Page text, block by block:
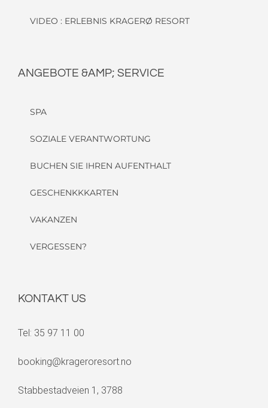
VIDEO : ERLEBNIS KRAGERØ RESORT
ANGEBOTE &AMP; SERVICE
SPA
SOZIALE VERANTWORTUNG
BUCHEN SIE IHREN AUFENTHALT
GESCHENKKKARTEN
VAKANZEN
VERGESSEN?
KONTAKT US
Tel: 35 97 11 00
booking@krageroresort.no
Stabbestadveien 1, 3788